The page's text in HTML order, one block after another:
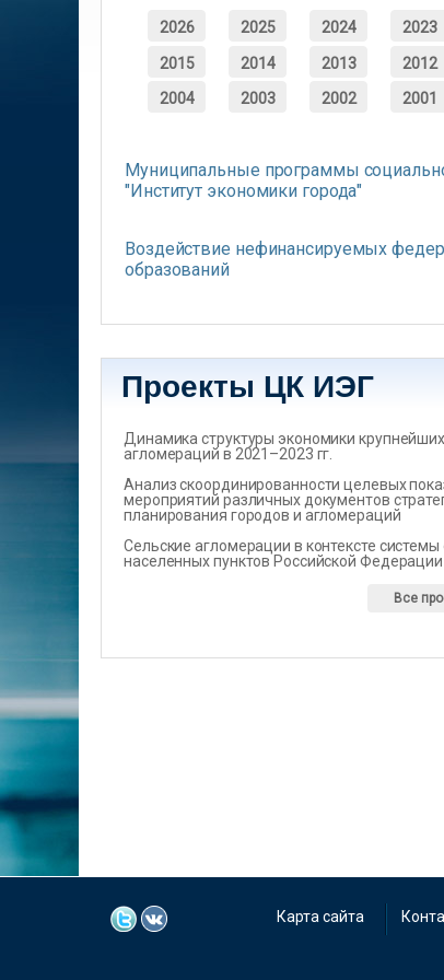
2026 2025 2024 2023
2015 2014 2013 2012
2004 2003 2002 2001
Муниципальные программы
"Институт экономики города"
Воздействие нефинансируемых
образований
Проекты ЦК ИЭГ
Динамика структуры экономики
агломераций в 2021–2023 гг.
Анализ скоординированности целевых
мероприятий различных документов
планирования городов и агломераций
Сельские агломерации в контексте
населенных пунктов Российской Федерации
Все
Карта сайта